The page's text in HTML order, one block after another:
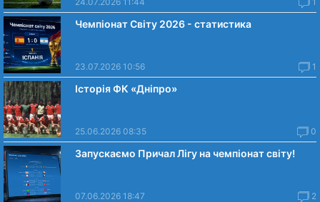
Чемпіонат Світу 2026 - статистика
23.07.2026 10:56 1
Історія ФК «Дніпро»
25.06.2026 08:35 0
Запускаємо Причал Лігу на чемпіонат світу!
07.06.2026 18:47 2